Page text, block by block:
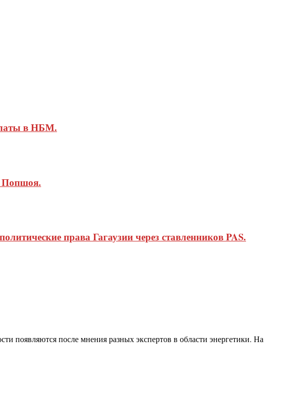
в НБМ.
Попшоя.
права Гагаузии через ставленников PAS.
появляются после мнения разных экспертов в области энергетики. На